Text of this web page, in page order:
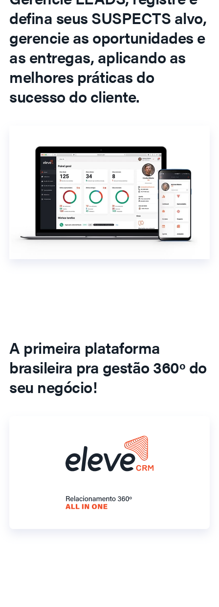
defina seus SUSPECTS alvo,
gerencie as oportunidades e
as entregas, aplicando as
melhores práticas do
sucesso do cliente.
A primeira plataforma
brasileira pra gestão 360º do
seu negócio!